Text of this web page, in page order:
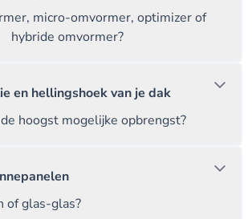
micro-omvormer, optimizer of
hybride omvormer?
en hellingshoek van je dak
hoogst mogelijke opbrengst?
of glas-glas?